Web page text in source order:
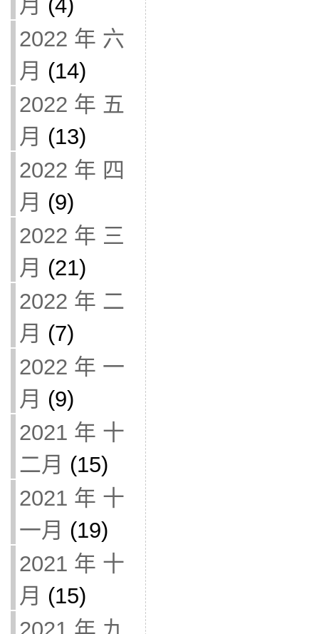
月 (4)
2022 年 六
月 (14)
2022 年 五
月 (13)
2022 年 四
月 (9)
2022 年 三
月 (21)
2022 年 二
月 (7)
2022 年 一
月 (9)
2021 年 十
二月 (15)
2021 年 十
一月 (19)
2021 年 十
月 (15)